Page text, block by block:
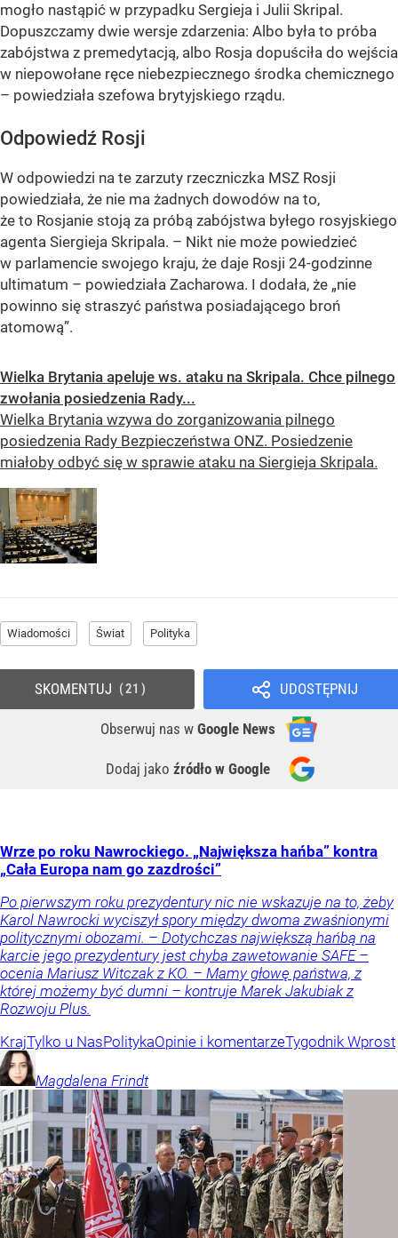
mogło nastąpić w przypadku Sergieja i Julii Skripal.
Dopuszczamy dwie wersje zdarzenia: Albo była to próba
zabójstwa z premedytacją, albo Rosja dopuściła do wejścia
w niepowołane ręce niebezpiecznego środka chemicznego
– powiedziała szefowa brytyjskiego rządu.
Odpowiedź Rosji
W odpowiedzi na te zarzuty rzeczniczka MSZ Rosji
powiedziała, że nie ma żadnych dowodów na to,
że to Rosjanie stoją za próbą zabójstwa byłego rosyjskiego
agenta Siergieja Skripala. – Nikt nie może powiedzieć
w parlamencie swojego kraju, że daje Rosji 24-godzinne
ultimatum – powiedziała Zacharowa. I dodała, że „nie
powinno się straszyć państwa posiadającego broń
atomową”.
Wielka Brytania apeluje ws. ataku na Skripala. Chce pilnego
zwołania posiedzenia Rady...
Wielka Brytania wzywa do zorganizowania pilnego
posiedzenia Rady Bezpieczeństwa ONZ. Posiedzenie
miałoby odbyć się w sprawie ataku na Siergieja Skripala.
Wiadomości Świat Polityka
UDOSTĘPNIJ
Obserwuj nas w Google News
Dodaj jako źródło w Google
SKOMENTUJ 21
Wrze po roku Nawrockiego. „Największa hańba” kontra
„Cała Europa nam go zazdrości”
Po pierwszym roku prezydentury nic nie wskazuje na to, żeby
Karol Nawrocki wyciszył spory między dwoma zwaśnionymi
politycznymi obozami. – Dotychczas największą hańbą na
karcie jego prezydentury jest chyba zawetowanie SAFE –
ocenia Mariusz Witczak z KO. – Mamy głowę państwa, z
której możemy być dumni – kontruje Marek Jakubiak z
Rozwoju Plus.
KrajTylko u NasPolitykaOpinie i komentarzeTygodnik Wprost
Magdalena Frindt